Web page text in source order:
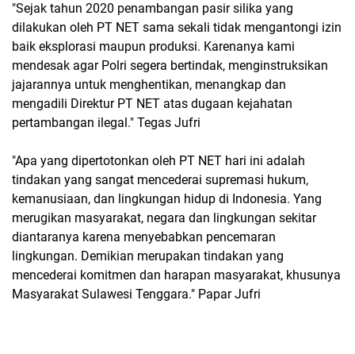
"Sejak tahun 2020 penambangan pasir silika yang
dilakukan oleh PT NET sama sekali tidak mengantongi izin
baik eksplorasi maupun produksi. Karenanya kami
mendesak agar Polri segera bertindak, menginstruksikan
jajarannya untuk menghentikan, menangkap dan
mengadili Direktur PT NET atas dugaan kejahatan
pertambangan ilegal." Tegas Jufri
"Apa yang dipertotonkan oleh PT NET hari ini adalah
tindakan yang sangat mencederai supremasi hukum,
kemanusiaan, dan lingkungan hidup di Indonesia. Yang
merugikan masyarakat, negara dan lingkungan sekitar
diantaranya karena menyebabkan pencemaran
lingkungan. Demikian merupakan tindakan yang
mencederai komitmen dan harapan masyarakat, khusunya
Masyarakat Sulawesi Tenggara." Papar Jufri